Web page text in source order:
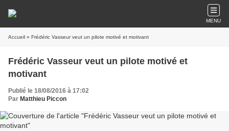
MENU
Accueil » Frédéric Vasseur veut un pilote motivé et motivant
Frédéric Vasseur veut un pilote motivé et
motivant
Publié le 18/08/2016 à 17:02
Par Matthieu Piccon